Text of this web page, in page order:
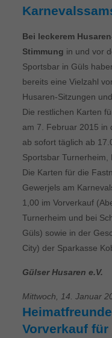
Bei leckerem
Stimmung in und vor
Sportsbar in Güls
bereits eine Vielzahl
Husaren-Sitzungen
Die restlichen Karten
am 7. Februar 2015 in
ab sofort täglich ab
Sportsbar Turnerheim,
Die Karten für die
Gewerjels am
1,00 im Vorverkauf
Turnerheim und bei
Güls) sowie in der
City) der Sparkasse
Gülser Husaren e.V.
Mittwoch, 14. Januar
Vorverkauf